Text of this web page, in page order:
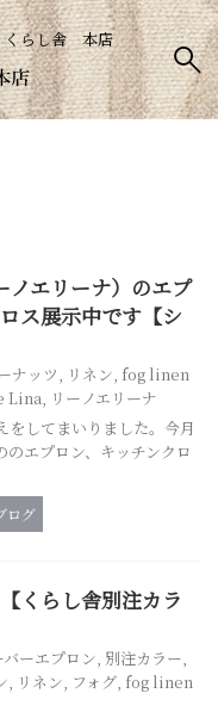
くらし舎 本店
エリーナ）のエプ
ス展示中です【シ
ナッツ, リネン, fog linen
Lina, リーノエリーナ
をしてまいりました。今月
エプロン、キッチンクロ
ログ
くらし舎別注カラ
バーエプロン, 別注カラー,
, リネン, フォグ, fog linen